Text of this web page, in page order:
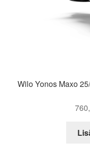
Wilo Yonos Maxo